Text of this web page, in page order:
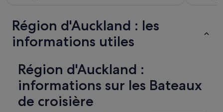
Région d'Auckland : les
informations utiles
Région d'Auckland :
informations sur les Bateaux
de croisière